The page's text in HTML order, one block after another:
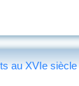
au XVIe siècle